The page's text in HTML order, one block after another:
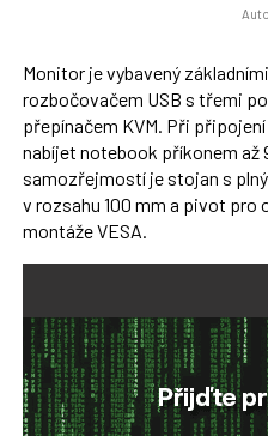
Monitor je vybavený
rozbočovačem USB s třemi
přepínačem KVM. Při
nabíjet notebook příkonem až
samozřejmostí je stojan s
v rozsahu 100 mm a pivot
montáže VESA.